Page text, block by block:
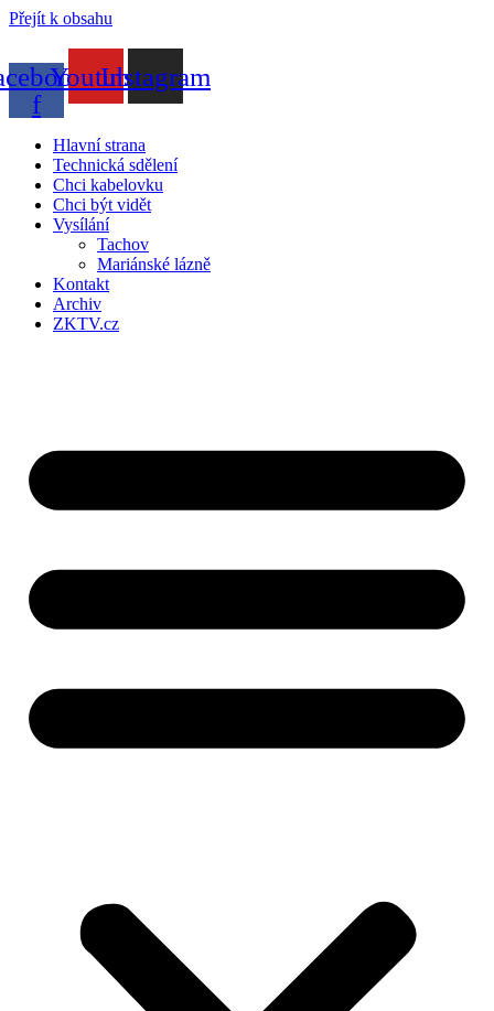
Přejít k obsahu
f
YoutubeInstagram
Hlavní strana
Technická sdělení
Chci kabelovku
Chci být vidět
Vysílání
Tachov
Mariánské lázně
Kontakt
Archiv
ZKTV.cz